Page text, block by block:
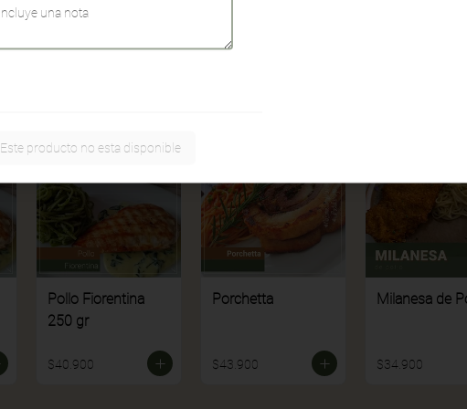
Pollo Fiorentina
250 gr
$40.900
Porchetta
$43.900
Milanesa de
$34.900
Este producto no esta disponible